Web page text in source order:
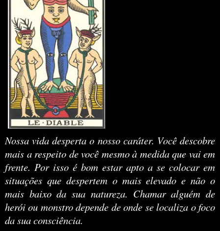
Nossa vida desperta o nosso caráter. Você descobre
mais a respeito de você mesmo à medida que vai em
frente. Por isso é bom estar apto a se colocar em
situações que despertem o mais elevado e não o
mais baixo da sua natureza. Chamar alguém de
herói ou monstro depende de onde se localiza o foco
da sua consciência.